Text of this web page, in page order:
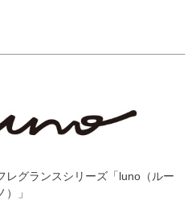
レグランスシリーズ「luno（ルー
）」